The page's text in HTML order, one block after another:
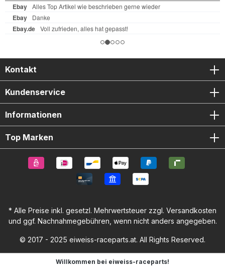
Kontakt
Kundenservice
Informationen
Top Marken
* Alle Preise inkl. gesetzl. Mehrwertsteuer zzgl. Versandkosten
und ggf. Nachnahmegebühren, wenn nicht anders angegeben.
© 2017 - 2025 eiweiss-raceparts.at. All Rights Reserved.
Willkommen bei eiweiss-raceparts!